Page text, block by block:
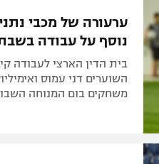
הפועל חיפה
הפועל באר שבע
מכבי נתניה
בני יהודה
ערעורה של מכבי
נוסף על עבודה
בית הדין הארצי לעבודה
השוערים דני עמוס
משחקים בום המנוחה